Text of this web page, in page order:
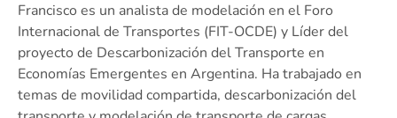
Francisco es un analista de modelación en el Foro
Internacional de Transportes (FIT-OCDE) y Líder del
proyecto de Descarbonización del Transporte en
Economías Emergentes en Argentina. Ha trabajado en
temas de movilidad compartida, descarbonización del